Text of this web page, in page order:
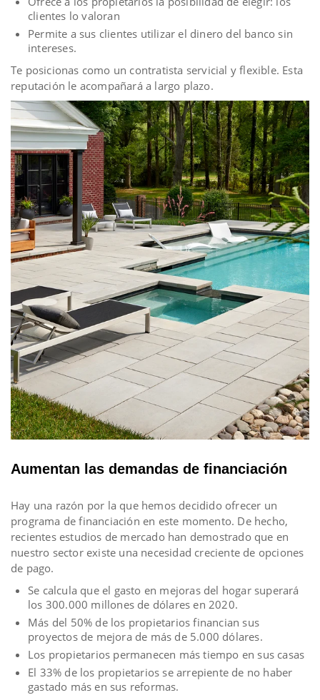
clientes lo valoran
Permite a sus clientes utilizar el dinero del banco sin
intereses.
Te posicionas como un contratista servicial y flexible. Esta
reputación le acompañará a largo plazo.
Aumentan las demandas de financiación
Hay una razón por la que hemos decidido ofrecer un
programa de financiación en este momento. De hecho,
recientes estudios de mercado han demostrado que en
nuestro sector existe una necesidad creciente de opciones
de pago.
Se calcula que el gasto en mejoras del hogar superará
los 300.000 millones de dólares en 2020.
Más del 50% de los propietarios financian sus
proyectos de mejora de más de 5.000 dólares.
Los propietarios permanecen más tiempo en sus casas
El 33% de los propietarios se arrepiente de no haber
gastado más en sus reformas.